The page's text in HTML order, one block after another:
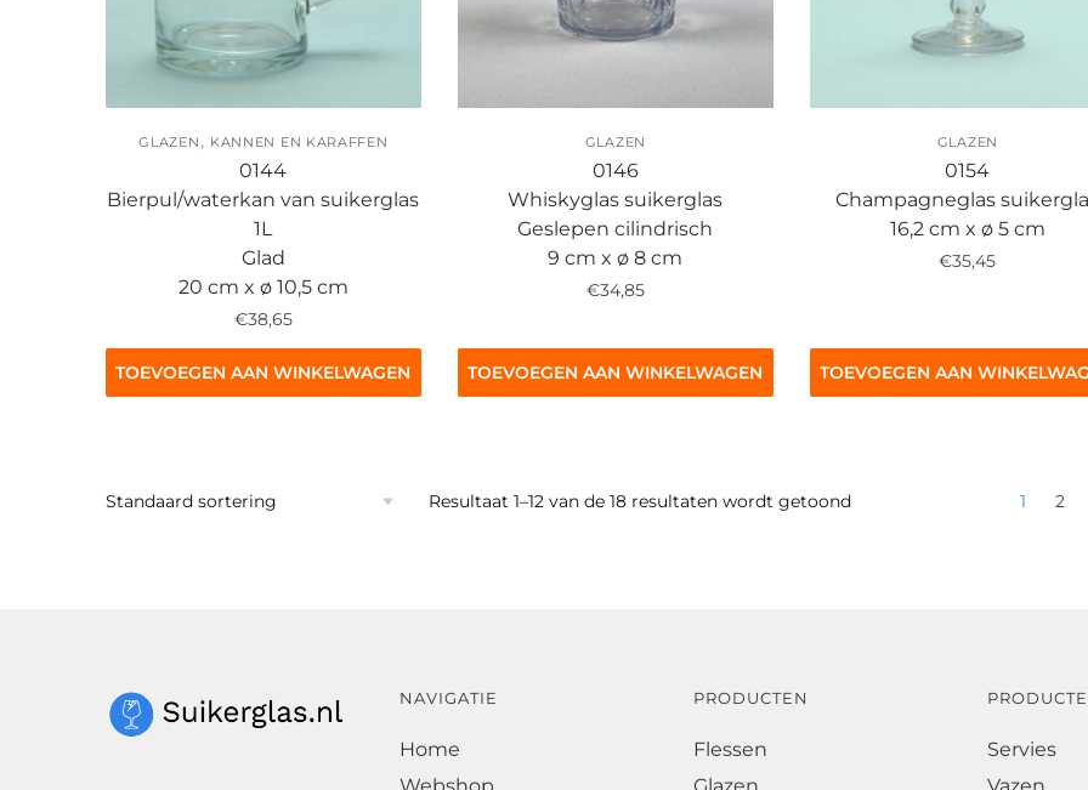
GLAZEN , KANNEN EN KARAFFEN
0144
Bierpul/waterkan van suikerglas
1L
Glad
20 cm x ø 10,5 cm
€38,65
TOEVOEGEN AAN WINKELWAGEN
GLAZEN
0146
Whiskyglas suikerglas
Geslepen cilindrisch
9 cm x ø 8 cm
€34,85
TOEVOEGEN AAN WINKELWAGEN
GLAZEN
0154
Champagneglas
16,2 cm x ø 5 cm
€35,45
TOEVOEGEN AAN
Resultaat 1–12 van de 18 resultaten wordt getoond 1 2
NAVIGATIE
Home
PRODUCTEN
Flessen
Servies